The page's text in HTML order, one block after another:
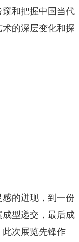
和把握中国当代
的深层变化和探
的迸现，到一份
型递交，最后成
次展览先锋作